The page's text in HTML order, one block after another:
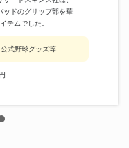
ッドのグリップ部を華
テムでした。
式野球グッズ等
円